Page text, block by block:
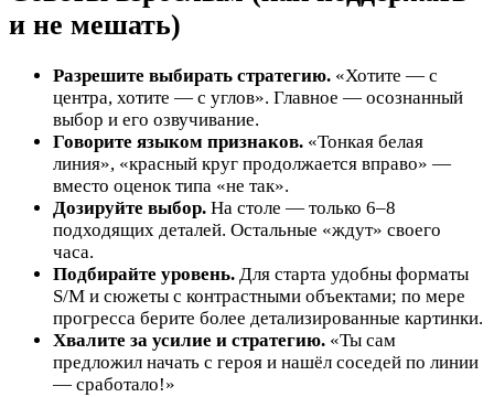
и не мешать)
Разрешите выбирать стратегию. «Хотите — с
центра, хотите — с углов». Главное — осознанный
выбор и его озвучивание.
Говорите языком признаков. «Тонкая белая
линия», «красный круг продолжается вправо» —
вместо оценок типа «не так».
Дозируйте выбор. На столе — только 6–8
подходящих деталей. Остальные «ждут» своего
часа.
Подбирайте уровень. Для старта удобны форматы
S/M и сюжеты с контрастными объектами; по мере
прогресса берите более детализированные картинки.
Хвалите за усилие и стратегию. «Ты сам
предложил начать с героя и нашёл соседей по линии
— сработало!»